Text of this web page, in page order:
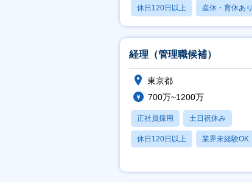
休日120日以上 産休・育休あり
賞与あり
経理（管理職候補）
東京都
700万~1200万
正社員採用 土日祝休み
休日120日以上 業界未経験OK